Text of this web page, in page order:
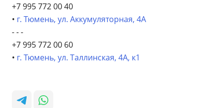
+7 995 772 00 40
• г. Тюмень, ул. Аккумуляторная, 4А
- - -
+7 995 772 00 60
• г. Тюмень, ул. Таллинская, 4А, к1